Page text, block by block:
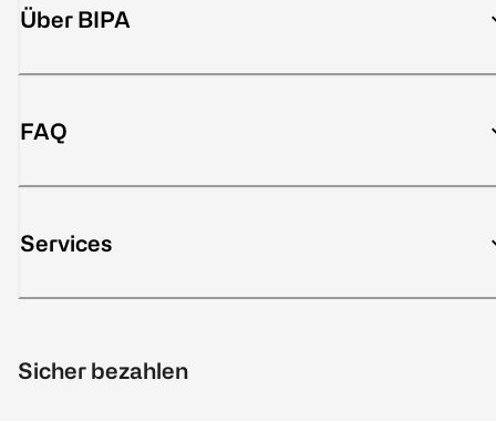
Über BIPA
FAQ
Services
Sicher bezahlen